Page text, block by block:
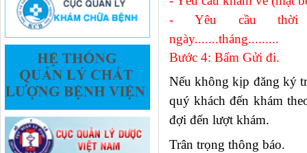
- Yêu cầu thời
ngày.......tháng.........
Bước 4: Bấm Gửi đi.
Nếu không kịp đăng ký
quý khách đến khám
đợi đến lượt khám.
Trân trọng thông báo.